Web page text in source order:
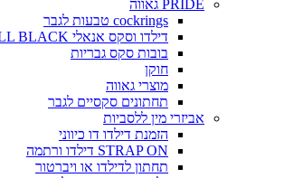
PRIDE גאווה
cockrings טבעות לגבר
דילדו וסקס אנאלי ALL BLACK
בובות סקס גבריות
חוקן
מוצרי גאווה
תחתונים סקסיים לגבר
אביזרי מין ללסביות
הזמנת דילדו דו כיווני
STRAP ON דילדו ורתמה
תחתון לדילדו או ויברטור